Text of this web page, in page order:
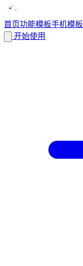
首页功能模板手机模板
开始使用